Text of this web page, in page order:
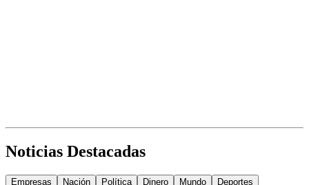
Noticias Destacadas
Empresas Nación Política Dinero Mundo
Deportes